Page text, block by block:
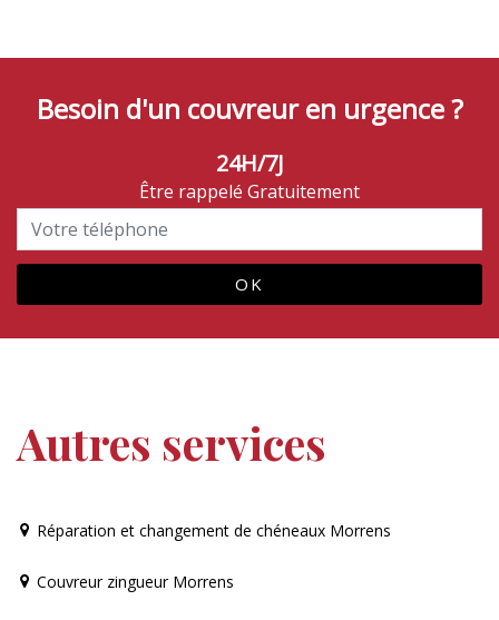
Besoin d'un couvreur en urgence ?
24H/7J
Être rappelé Gratuitement
Autres services
Réparation et changement de chéneaux Morrens
Couvreur zingueur Morrens